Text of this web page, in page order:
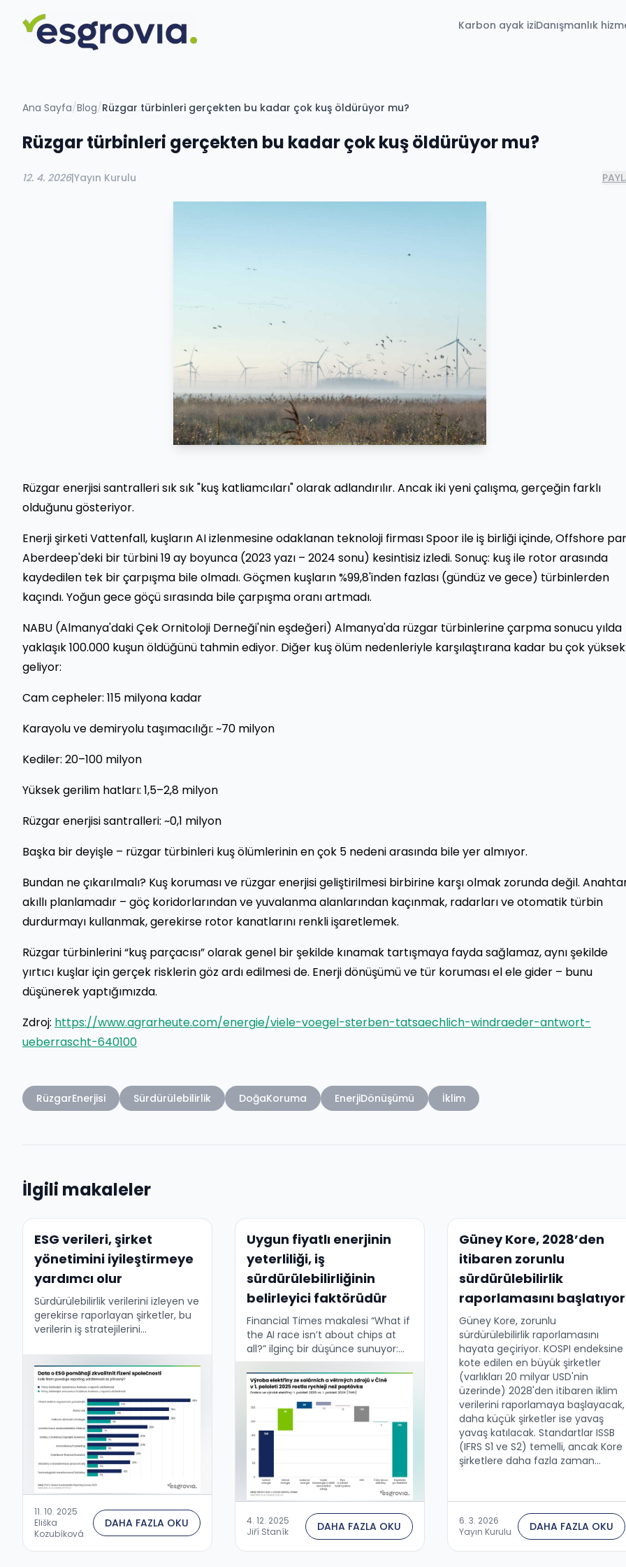
Karbon ayak iziDanışmanlık
Ana Sayfa/Blog/Rüzgar türbinleri gerçekten bu kadar çok kuş öldürüyor mu?
Rüzgar türbinleri gerçekten bu kadar çok kuş öldürüyor mu?
12. 4. 2026|Yayın Kurulu
Rüzgar enerjisi santralleri sık sık "kuş katliamcıları" olarak adlandırılır. Ancak iki yeni çalışma, gerçeğin farklı
olduğunu gösteriyor.
Enerji şirketi Vattenfall, kuşların AI izlenmesine odaklanan teknoloji firması Spoor ile iş birliği içinde, Offshore
Aberdeep'deki bir türbini 19 ay boyunca (2023 yazı – 2024 sonu) kesintisiz izledi. Sonuç: kuş ile rotor arasında
kaydedilen tek bir çarpışma bile olmadı. Göçmen kuşların %99,8'inden fazlası (gündüz ve gece) türbinlerden
kaçındı. Yoğun gece göçü sırasında bile çarpışma oranı artmadı.
NABU (Almanya'daki Çek Ornitoloji Derneği'nin eşdeğeri) Almanya'da rüzgar türbinlerine çarpma sonucu yılda
yaklaşık 100.000 kuşun öldüğünü tahmin ediyor. Diğer kuş ölüm nedenleriyle karşılaştırana kadar bu çok yüksek
geliyor:
Cam cepheler: 115 milyona kadar
Karayolu ve demiryolu taşımacılığı: ~70 milyon
Kediler: 20–100 milyon
Yüksek gerilim hatları: 1,5–2,8 milyon
Rüzgar enerjisi santralleri: ~0,1 milyon
Başka bir deyişle – rüzgar türbinleri kuş ölümlerinin en çok 5 nedeni arasında bile yer almıyor.
Bundan ne çıkarılmalı? Kuş koruması ve rüzgar enerjisi geliştirilmesi birbirine karşı olmak zorunda değil.
akıllı planlamadır – göç koridorlarından ve yuvalanma alanlarından kaçınmak, radarları ve otomatik türbin
durdurmayı kullanmak, gerekirse rotor kanatlarını renkli işaretlemek.
Rüzgar türbinlerini “kuş parçacısı” olarak genel bir şekilde kınamak tartışmaya fayda sağlamaz, aynı şekilde
yırtıcı kuşlar için gerçek risklerin göz ardı edilmesi de. Enerji dönüşümü ve tür koruması el ele gider – bunu
düşünerek yaptığımızda.
Zdroj: https://www.agrarheute.com/energie/viele-voegel-sterben-tatsaechlich-windraeder-antwort-
ueberrascht-640100
RüzgarEnerjisi Sürdürülebilirlik DoğaKoruma EnerjiDönüşümü İklim
İlgili makaleler
ESG verileri, şirket
yönetimini iyileştirmeye
yardımcı olur
Sürdürülebilirlik verilerini izleyen ve
gerekirse raporlayan şirketler, bu
verilerin iş stratejilerini
için önemli bir değer taşıdığını
görüyor. Bu, PwC'nin güncel
küresel araştırma sonuçlarıyla ve
aynı zamanda …
11. 10. 2025
Eliška
Kozubíková
DAHA FAZLA OKU
Uygun fiyatlı enerjinin
yeterliliği, iş
sürdürülebilirliğinin
belirleyici faktörüdür
Financial Times makalesi “What if
the AI race isn’t about chips at
all?” ilginç bir düşünce sunuyor:
yapay zeka yarışını nihayetinde
belirleyen şey çiplerin
bulunabilirliği değil, uygun fiyatlı
elektriğin yeterliliği …
4. 12. 2025
Jiří Staník
DAHA FAZLA OKU
Güney Kore, 2028’den
itibaren zorunlu
sürdürülebilirlik
raporlamasını başlatıyor
Güney Kore, zorunlu
sürdürülebilirlik raporlamasını
hayata geçiriyor. KOSPI endeksine
kote edilen en büyük şirketler
(varlıkları 20 milyar USD'nin
üzerinde) 2028'den itibaren iklim
verilerini raporlamaya başlayacak,
daha küçük şirketler ise yavaş
yavaş katılacak. Standartlar ISSB
(IFRS S1 ve S2) temelli, ancak Kore
şirketlere daha fazla zaman
sonra yapılacak....
6. 3. 2026
Yayın Kurulu
DAHA FAZLA OKU